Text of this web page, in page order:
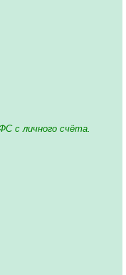
с личного счёта.